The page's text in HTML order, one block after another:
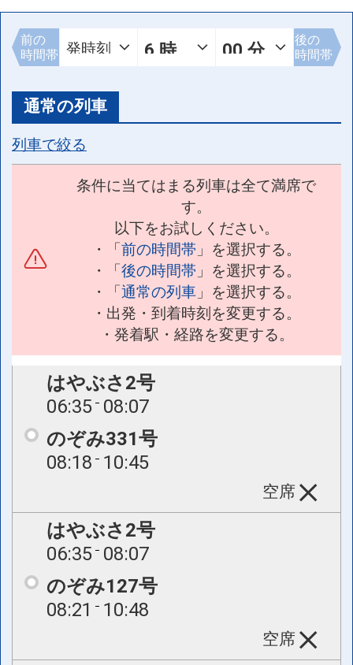
前の
時間帯
後の
時間帯
通常の列車
列車で絞る
条件に当てはまる列車は全て満席で
す。
以下をお試しください。
・「前の時間帯 」を選択する。
・「後の時間帯 」を選択する。
・「通常の列車 」を選択する。
・出発・到着時刻を変更する。
・発着駅・経路を変更する。
はやぶさ2号
06:35 08:07
のぞみ331号
08:18 10:45
空席
はやぶさ2号
06:35 08:07
のぞみ127号
08:21
10:48
空席